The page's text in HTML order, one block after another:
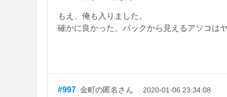
もえ、俺も入りました。
確かに良かった。バックから見えるアソコはヤ
#997 金町の匿名さん 2020-01-06 23:34:08